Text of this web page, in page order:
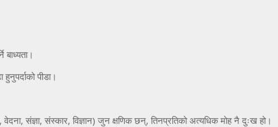
बाध्यता।
पीडा।
वेदना, संज्ञा, संस्कार, विज्ञान) जुन क्षणिक छन्, तिनप्रतिको अत्यधिक मोह नै दुःख हो।